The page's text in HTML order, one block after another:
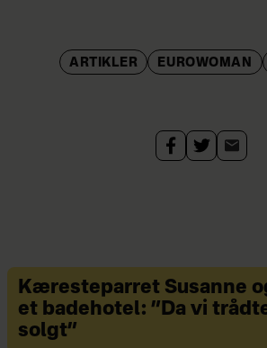
ARTIKLER EUROWOMAN
Kæresteparret Susanne
et badehotel: ”Da vi
solgt”